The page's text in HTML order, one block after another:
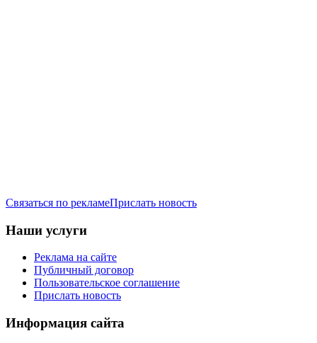
Связаться по рекламеПрислать новость
Наши услуги
Реклама на сайте
Публичный договор
Пользовательское соглашение
Прислать новость
Информация сайта